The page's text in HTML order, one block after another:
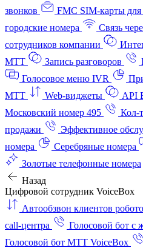
звонков
FMC SIM-карты для
городские номера
Связь
сотрудников компании
МТТ
Запись разговоров
Голосовое меню IVR
МТТ
Web-виджеты
API
Московский номер 495
Кол-
продажи
Эффективное
номера
Серебряные номера
Золотые телефонные номера
Назад
Цифровой сотрудник VoiceBox
Автообзвон клиентов
call-центра
Голосовой бот с
Голосовой бот МТТ VoiceBox